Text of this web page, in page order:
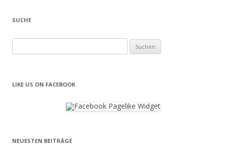
SUCHE
nach:
LIKE US ON FACEBOOK
NEUESTEN BEITRÄGE